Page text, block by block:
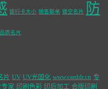
银行卡大小 销售联单 镂空名片
防
质名片
片 UV UV光固化 www.carddr.cn 专
家 印刷色彩 印后加工 合版印刷